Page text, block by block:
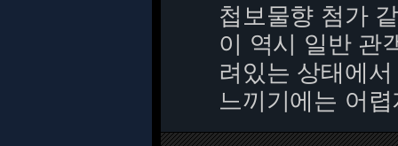
첩보물향 첨가
이 역시 일반 관
려있는 상태에
느끼기에는 어